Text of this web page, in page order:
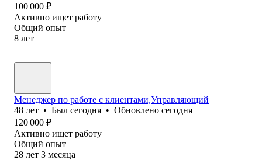
100 000 ₽
Активно ищет работу
Общий опыт
8 лет
Менеджер по работе с клиентами,Управляющий
48 лет • Был сегодня • Обновлено сегодня
120 000 ₽
Активно ищет работу
Общий опыт
28 лет 3 месяца